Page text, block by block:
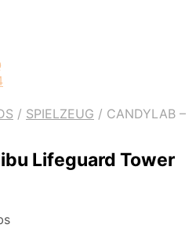
/ SPIELZEUG / CANDYLAB –
Lifeguard Tower